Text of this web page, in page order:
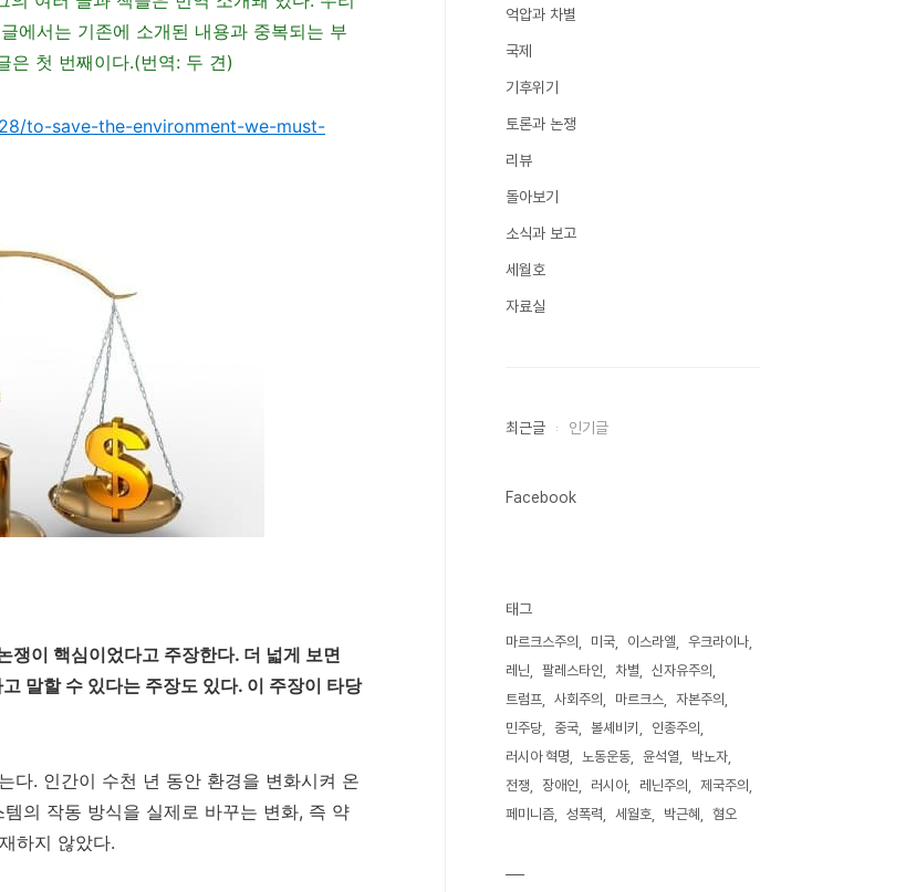
에서는 기존에 소개된 내용과 중복되는 부
은 첫 번째이다.(번역: 두 견)
to-save-the-environment-we-must-
쟁이 핵심이었다고 주장한다. 더 넓게 보면
말할 수 있다는 주장도 있다. 이 주장이 타당
다. 인간이 수천 년 동안 환경을 변화시켜 온
의 작동 방식을 실제로 바꾸는 변화, 즉 약
하지 않았다.
억압과 차별
국제
기후위기
토론과 논쟁
리뷰
돌아보기
소식과 보고
세월호
자료실
최근글 인기글
Facebook
태그
마르크스주의 미국 이스라엘
우크라이나
레닌
팔레스타인 차별
신자유주의
트럼프
사회주의 마르크스
자본주의
민주당
중국 볼셰비키
인종주의
러시아 혁명
노동운동 윤석열
박노자
전쟁
장애인 러시아 레닌주의
제국주의
페미니즘
성폭력 세월호 박근혜 혐오